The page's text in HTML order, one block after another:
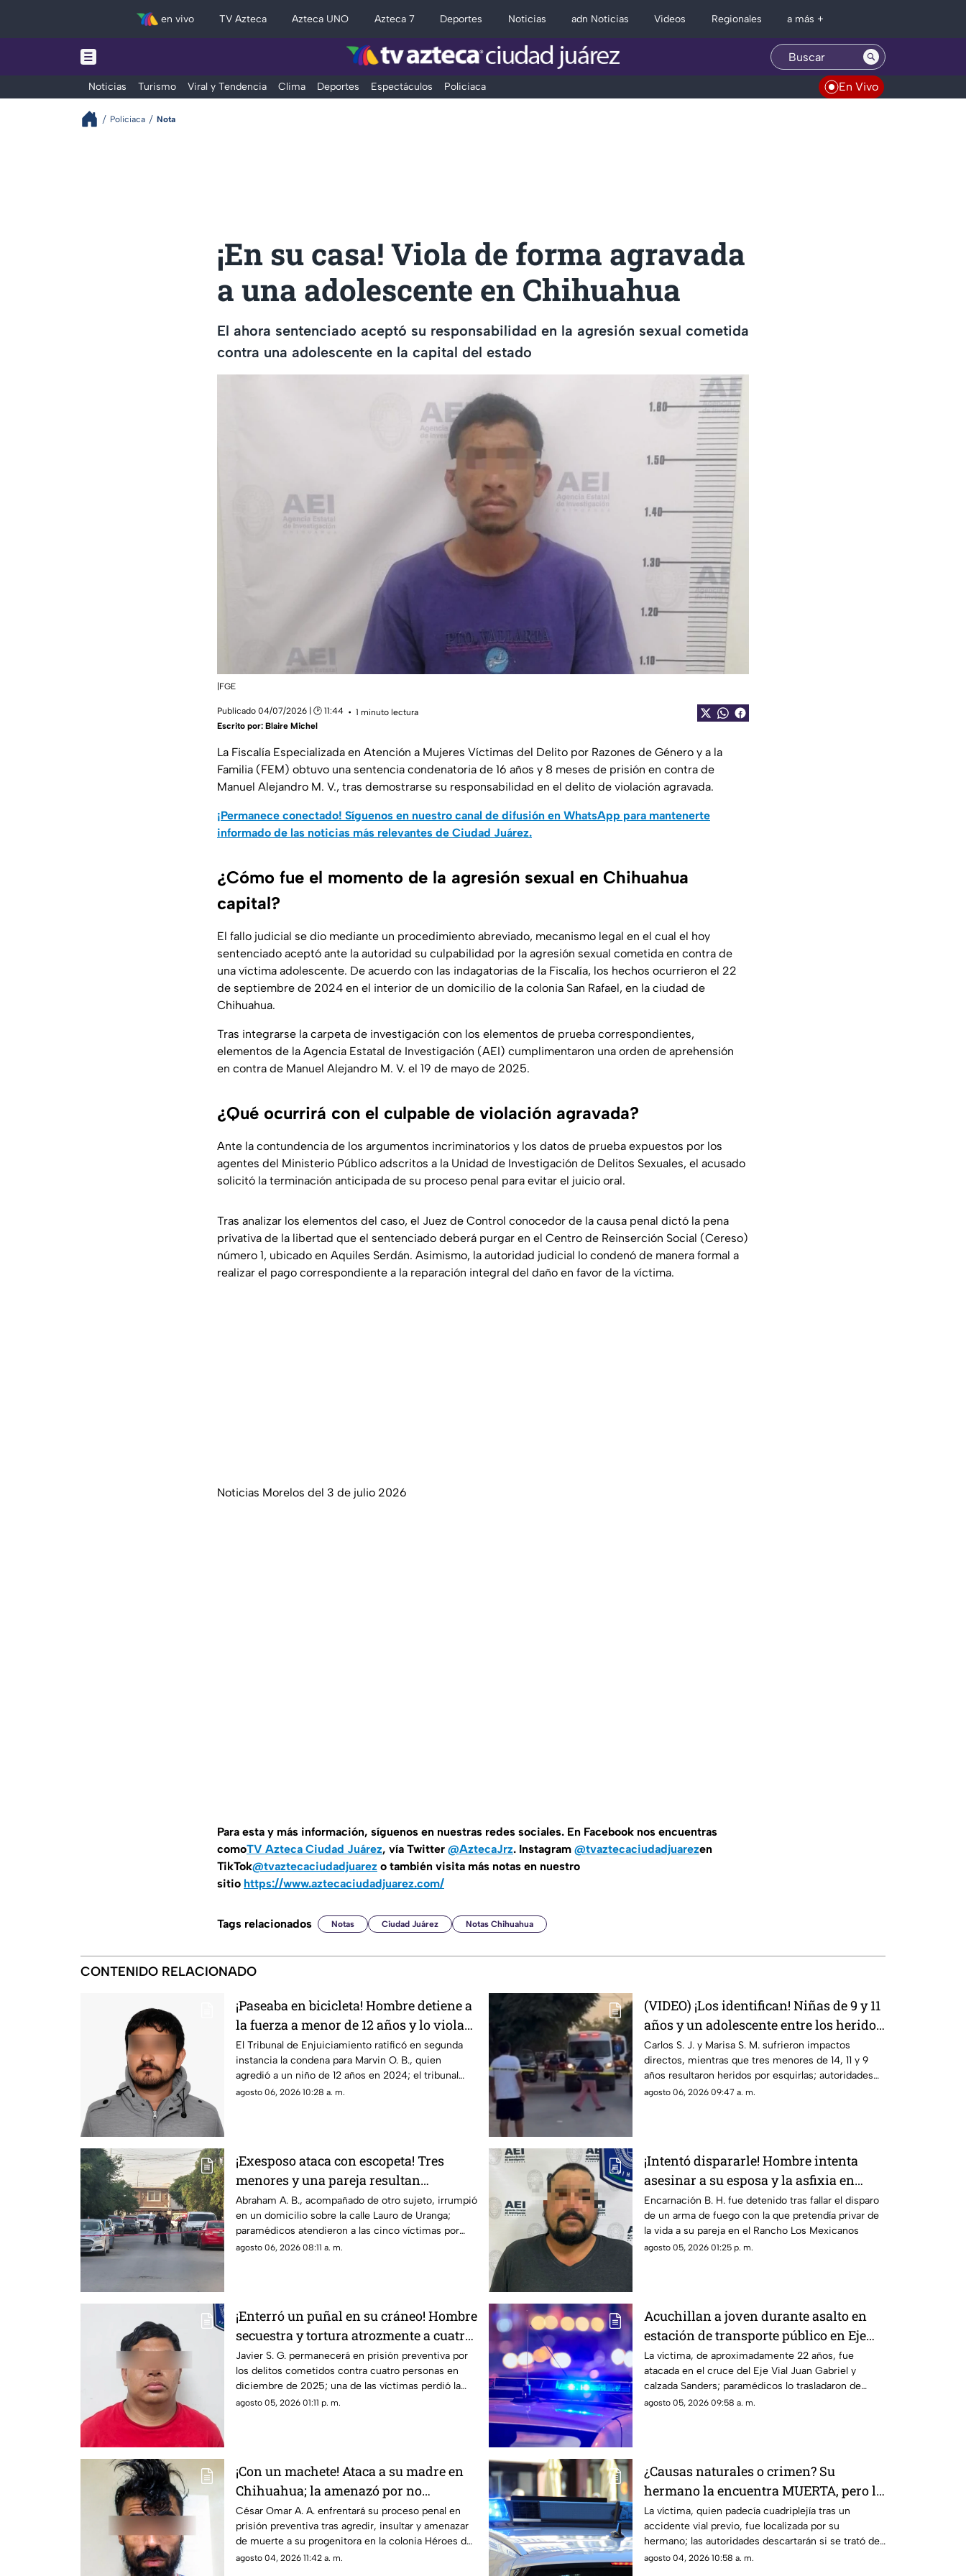
en vivo TV Azteca Azteca UNO Azteca 7 Deportes Noticias adn Noticias Videos Regionales a más +
Noticias Turismo Viral y Tendencia Clima Deportes Espectáculos Policiaca En Vivo
Policiaca Nota
¡En su casa! Viola de forma agravada
a una adolescente en Chihuahua
El ahora sentenciado aceptó su responsabilidad en la agresión sexual cometida
contra una adolescente en la capital del estado
|FGE
Publicado 04/07/2026 | 🕑 11:44
1 minuto lectura
Escrito por: Blaire Michel
La Fiscalía Especializada en Atención a Mujeres Víctimas del Delito por Razones de Género y a la
Familia (FEM) obtuvo una sentencia condenatoria de 16 años y 8 meses de prisión en contra de
Manuel Alejandro M. V., tras demostrarse su responsabilidad en el delito de violación agravada.
¡Permanece conectado! Síguenos en nuestro canal de difusión en WhatsApp para mantenerte
informado de las noticias más relevantes de Ciudad Juárez.
¿Cómo fue el momento de la agresión sexual en Chihuahua
capital?
El fallo judicial se dio mediante un procedimiento abreviado, mecanismo legal en el cual el hoy
sentenciado aceptó ante la autoridad su culpabilidad por la agresión sexual cometida en contra de
una víctima adolescente. De acuerdo con las indagatorias de la Fiscalía, los hechos ocurrieron el 22
de septiembre de 2024 en el interior de un domicilio de la colonia San Rafael, en la ciudad de
Chihuahua.
Tras integrarse la carpeta de investigación con los elementos de prueba correspondientes,
elementos de la Agencia Estatal de Investigación (AEI) cumplimentaron una orden de aprehensión
en contra de Manuel Alejandro M. V. el 19 de mayo de 2025.
¿Qué ocurrirá con el culpable de violación agravada?
Ante la contundencia de los argumentos incriminatorios y los datos de prueba expuestos por los
agentes del Ministerio Público adscritos a la Unidad de Investigación de Delitos Sexuales, el acusado
solicitó la terminación anticipada de su proceso penal para evitar el juicio oral.
Tras analizar los elementos del caso, el Juez de Control conocedor de la causa penal dictó la pena
privativa de la libertad que el sentenciado deberá purgar en el Centro de Reinserción Social (Cereso)
número 1, ubicado en Aquiles Serdán. Asimismo, la autoridad judicial lo condenó de manera formal a
realizar el pago correspondiente a la reparación integral del daño en favor de la víctima.
Noticias Morelos del 3 de julio 2026
Para esta y más información, síguenos en nuestras redes sociales. En Facebook nos encuentras
comoTV Azteca Ciudad Juárez, vía Twitter @AztecaJrz. Instagram @tvaztecaciudadjuarezen
TikTok@tvaztecaciudadjuarez o también visita más notas en nuestro
sitio https://www.aztecaciudadjuarez.com/
Tags relacionados Notas Ciudad Juárez Notas Chihuahua
CONTENIDO RELACIONADO
¡Paseaba en bicicleta! Hombre detiene a
la fuerza a menor de 12 años y lo viola
en Chihuahua; así logró escapar
El Tribunal de Enjuiciamiento ratificó en segunda
instancia la condena para Marvin O. B., quien
agredió a un niño de 12 años en 2024; el tribunal
desechó la apelación presentada por la defensa
agosto 06, 2026 10:28 a. m.
(VIDEO) ¡Los identifican! Niñas de 9 y 11
años y un adolescente entre los heridos
de gravedad en el ataque de esta
mañana
Carlos S. J. y Marisa S. M. sufrieron impactos
directos, mientras que tres menores de 14, 11 y 9
años resultaron heridos por esquirlas; autoridades
buscan a Abraham B., quien cuenta con
agosto 06, 2026 09:47 a. m.
¡Exesposo ataca con escopeta! Tres
menores y una pareja resultan
gravemente heridos en Ciudad Juárez
Abraham A. B., acompañado de otro sujeto, irrumpió
en un domicilio sobre la calle Lauro de Uranga;
paramédicos atendieron a las cinco víctimas por
heridas de esquirlas.
agosto 06, 2026 08:11 a. m.
¡Intentó dispararle! Hombre intenta
asesinar a su esposa y la asfixia en
Chihuahua
Encarnación B. H. fue detenido tras fallar el disparo
de un arma de fuego con la que pretendía privar de
la vida a su pareja en el Rancho Los Mexicanos
agosto 05, 2026 01:25 p. m.
¡Enterró un puñal en su cráneo! Hombre
secuestra y tortura atrozmente a cuatro;
asesinan a uno en Riberas del Bravo
Javier S. G. permanecerá en prisión preventiva por
los delitos cometidos contra cuatro personas en
diciembre de 2025; una de las víctimas perdió la
vida a causa de la agresión directa en la cabeza
agosto 05, 2026 01:11 p. m.
Acuchillan a joven durante asalto en
estación de transporte público en Eje
Vial
La víctima, de aproximadamente 22 años, fue
atacada en el cruce del Eje Vial Juan Gabriel y
calzada Sanders; paramédicos lo trasladaron de
emergencia a un hospital
agosto 05, 2026 09:58 a. m.
¡Con un machete! Ataca a su madre en
Chihuahua; la amenazó por no
despertarlo para ir a trabajar
César Omar A. A. enfrentará su proceso penal en
prisión preventiva tras agredir, insultar y amenazar
de muerte a su progenitora en la colonia Héroes de
la Revolución de Parral, Chihuahua
agosto 04, 2026 11:42 a. m.
¿Causas naturales o crimen? Su
hermano la encuentra MUERTA, pero la
postura de su cuerpo desata sospechas
La víctima, quien padecía cuadriplejía tras un
accidente vial previo, fue localizada por su
hermano; las autoridades descartarán si se trató de
una causa natural o un hecho delictivo
agosto 04, 2026 10:58 a. m.